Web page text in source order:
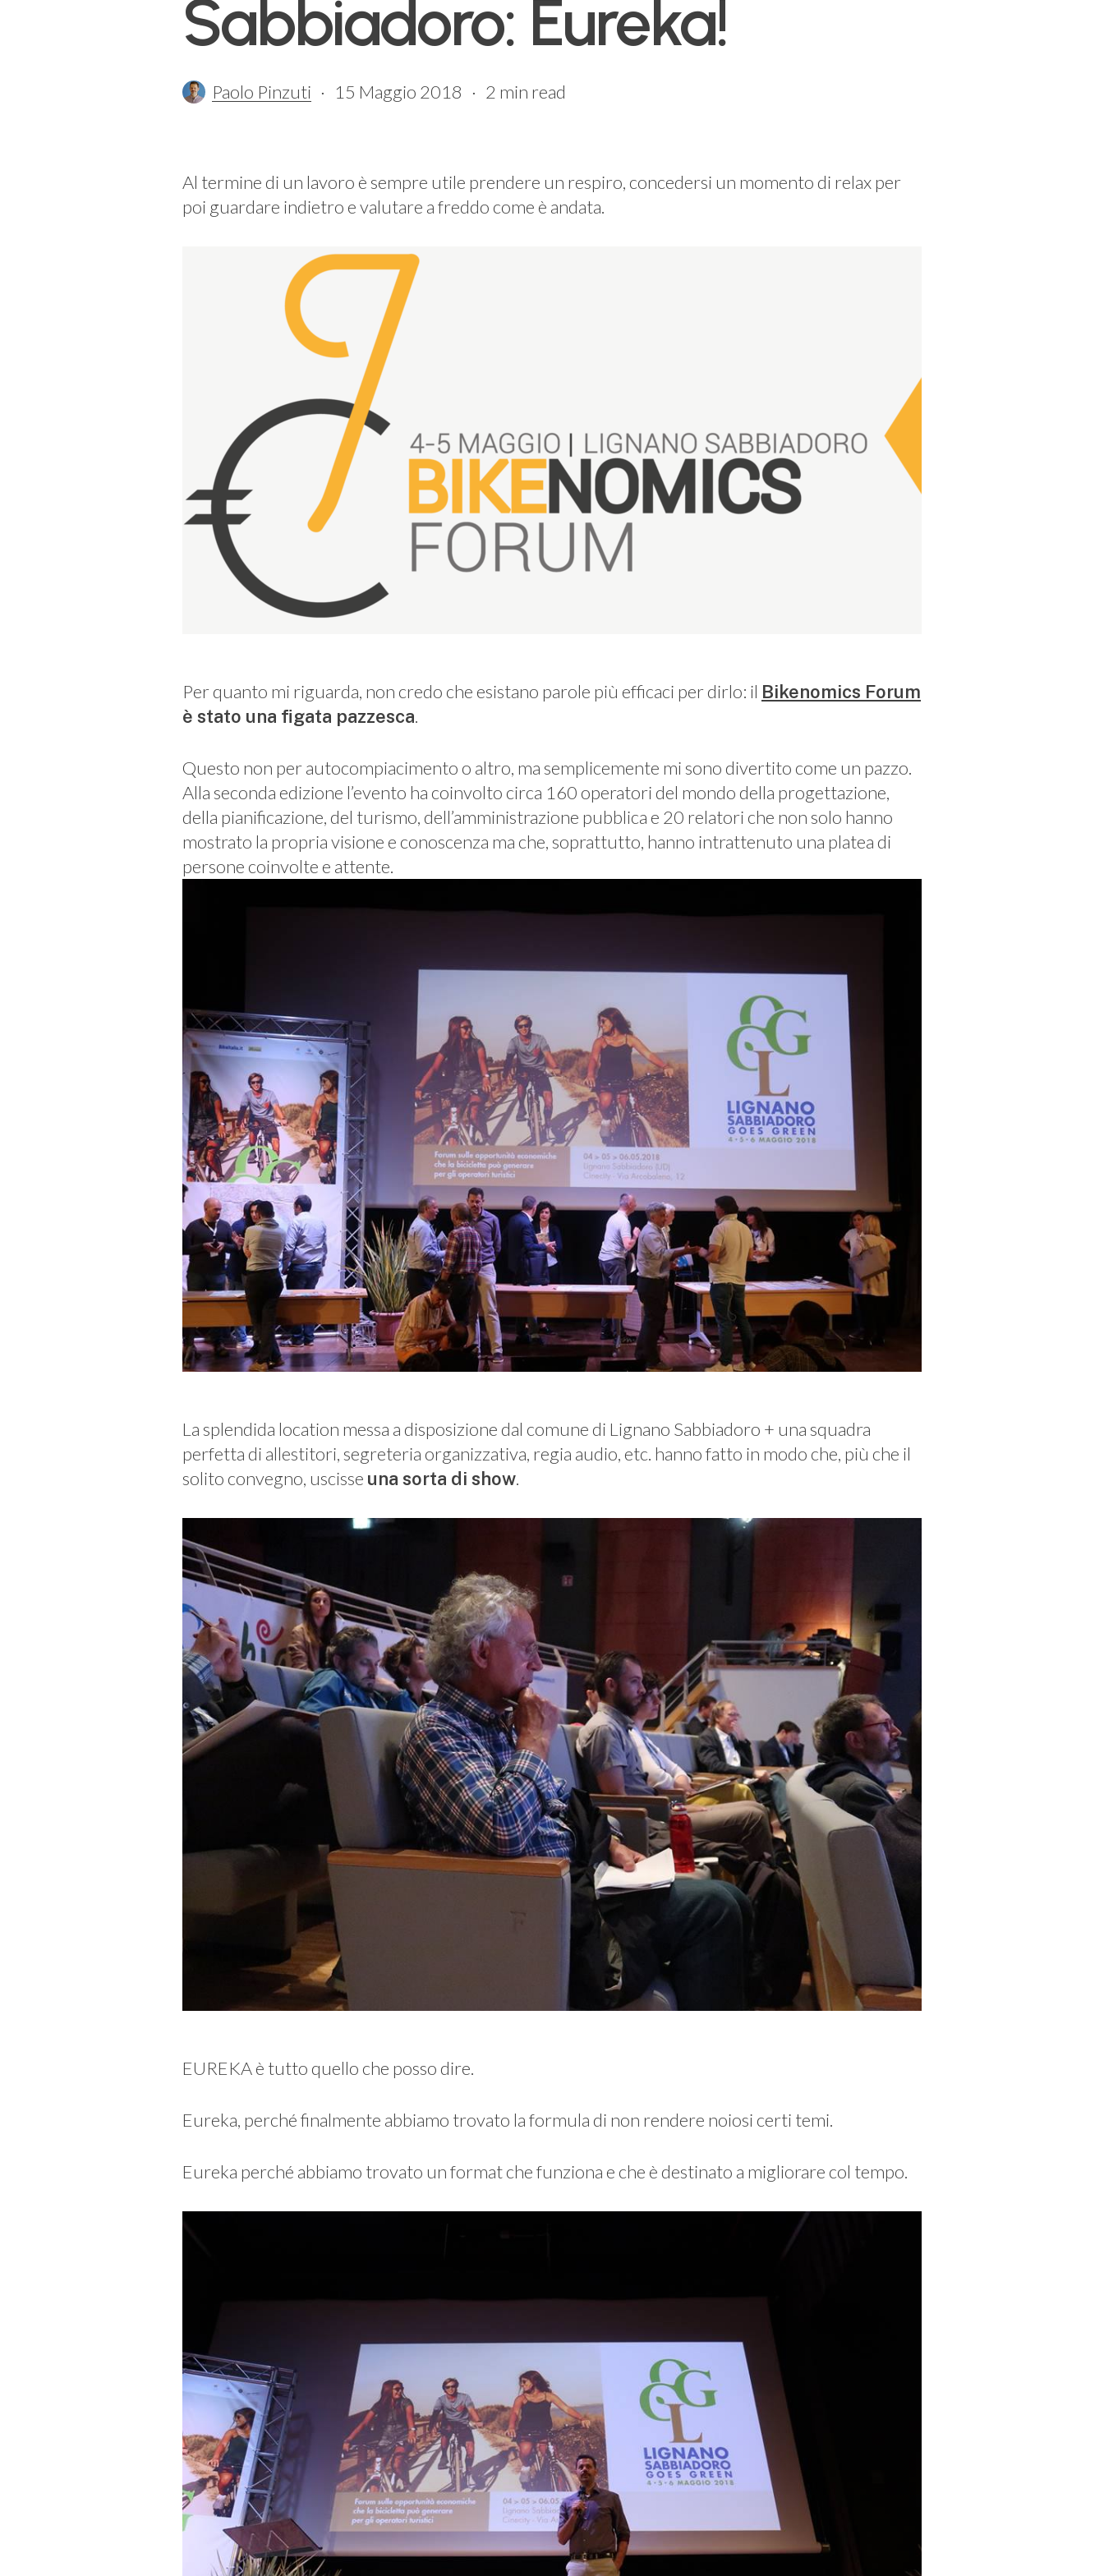
Sabbiadoro: Eureka!
Paolo Pinzuti 15 Maggio 2018 2 min read
Al termine di un lavoro è sempre utile prendere un respiro, concedersi un momento di relax per
poi guardare indietro e valutare a freddo come è andata.
Per quanto mi riguarda, non credo che esistano parole più efficaci per dirlo: il Bikenomics Forum
è stato una figata pazzesca.
Questo non per autocompiacimento o altro, ma semplicemente mi sono divertito come un pazzo.
Alla seconda edizione l’evento ha coinvolto circa 160 operatori del mondo della progettazione,
della pianificazione, del turismo, dell’amministrazione pubblica e 20 relatori che non solo hanno
mostrato la propria visione e conoscenza ma che, soprattutto, hanno intrattenuto una platea di
persone coinvolte e attente.
La splendida location messa a disposizione dal comune di Lignano Sabbiadoro + una squadra
perfetta di allestitori, segreteria organizzativa, regia audio, etc. hanno fatto in modo che, più che il
solito convegno, uscisse una sorta di show.
EUREKA è tutto quello che posso dire.
Eureka, perché finalmente abbiamo trovato la formula di non rendere noiosi certi temi.
Eureka perché abbiamo trovato un format che funziona e che è destinato a migliorare col tempo.